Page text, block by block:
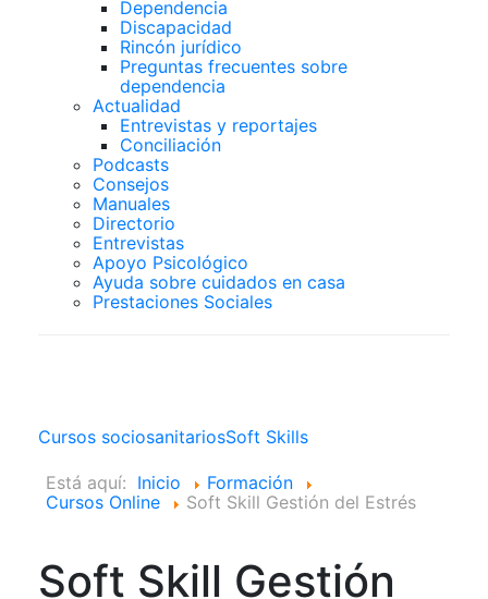
Dependencia
Discapacidad
Rincón jurídico
Preguntas frecuentes sobre
dependencia
Actualidad
Entrevistas y reportajes
Conciliación
Podcasts
Consejos
Manuales
Directorio
Entrevistas
Apoyo Psicológico
Ayuda sobre cuidados en casa
Prestaciones Sociales
Cursos sociosanitariosSoft Skills
Está aquí: Inicio
Formación
Cursos Online
Soft Skill Gestión del Estrés
Soft Skill Gestión